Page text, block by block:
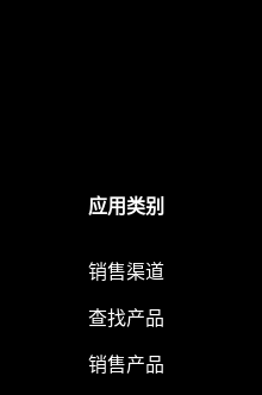
应用类别
销售渠道
查找产品
销售产品